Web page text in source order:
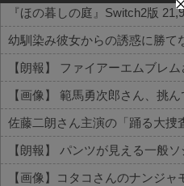
『ほの暮しの庭』Switch2版
幼馴染み彼女からの誘惑に勝て
【画像】コタコさんのナンジ